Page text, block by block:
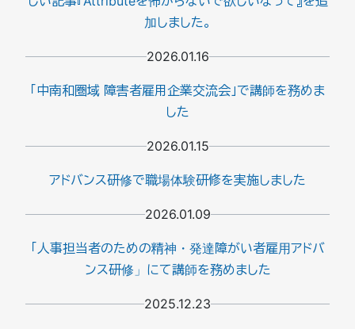
加しました。
2026.01.16
「中南和圏域 障害者雇用企業交流会」で講師を務めま
した
2026.01.15
アドバンス研修で職場体験研修を実施しました
2026.01.09
「人事担当者のための精神・発達障がい者雇用アドバ
ンス研修」にて講師を務めました
2025.12.23